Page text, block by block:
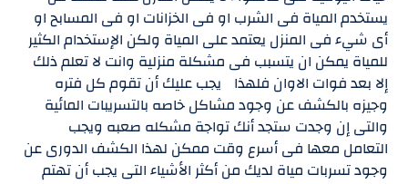
يستخدم المياة فى الشرب او فى الخزانات او فى المسابح او
أى شيء فى المنزل يعتمد على المياة ولكن الإستخدام الكثير
للمياة يمكن ان يتسبب فى مشكلة منزلية وانت لا تعلم ذلك
إلا بعد فوات الاوان فلهذا يجب عليك أن تقوم كل فتره
وجيزه بالكشف عن وجود مشاكل خاصه بالتسريبات المائية
والتى إن وجدت ستجد أنك تواجة مشكله صعبه ويجب
التعامل معها فى أسرع وقت ممكن لهذا الكشف الدورى عن
وجود تسربات مياة لديك من أكثر الأشياء التى يجب أن تهتم